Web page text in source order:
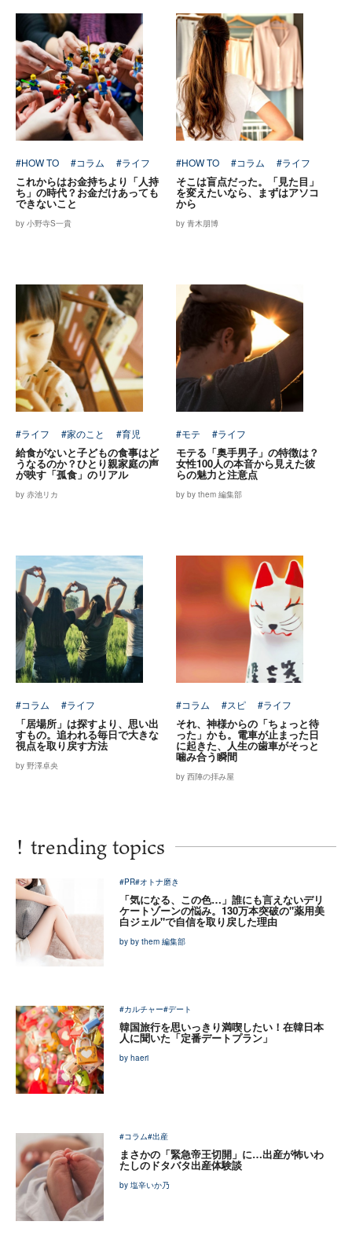
#HOW TO #コラム #ライフ
これからはお金持ちより「人持
ち」の時代？お金だけあっても
できないこと
by 小野寺S一貴
#HOW TO #コラム #ライフ
そこは盲点だった。「見た目」
を変えたいなら、まずはアソコ
から
by 青木朋博
#ライフ #家のこと #育児
給食がないと子どもの食事はど
うなるのか？ひとり親家庭の声
が映す「孤食」のリアル
by 赤池リカ
#モテ #ライフ
モテる「奥手男子」の特徴は？
女性100人の本音から見えた彼
らの魅力と注意点
by by them 編集部
#コラム #ライフ
「居場所」は探すより、思い出
すもの。追われる毎日で大きな
視点を取り戻す方法
by 野澤卓央
#コラム #スピ #ライフ
それ、神様からの「ちょっと待
った」かも。電車が止まった日
に起きた、人生の歯車がそっと
噛み合う瞬間
by 西陣の拝み屋
! trending topics
#PR#オトナ磨き
「気になる、この色…」誰にも言えないデリ
ケートゾーンの悩み。130万本突破の"薬用美
白ジェル"で自信を取り戻した理由
by by them 編集部
#カルチャー#デート
韓国旅行を思いっきり満喫したい！在韓日本
人に聞いた「定番デートプラン」
by haeri
#コラム#出産
まさかの「緊急帝王切開」に…出産が怖いわ
たしのドタバタ出産体験談
by 塩辛いか乃